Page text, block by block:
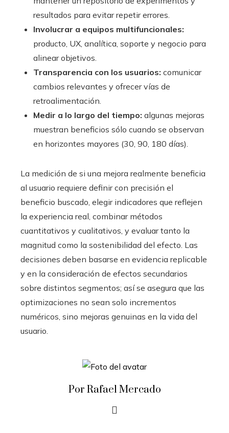
resultados para evitar repetir errores.
Involucrar a equipos multifuncionales:
producto, UX, analítica, soporte y negocio para
alinear objetivos.
Transparencia con los usuarios: comunicar
cambios relevantes y ofrecer vías de
retroalimentación.
Medir a lo largo del tiempo: algunas mejoras
muestran beneficios sólo cuando se observan
en horizontes mayores (30, 90, 180 días).
La medición de si una mejora realmente beneficia
al usuario requiere definir con precisión el
beneficio buscado, elegir indicadores que reflejen
la experiencia real, combinar métodos
cuantitativos y cualitativos, y evaluar tanto la
magnitud como la sostenibilidad del efecto. Las
decisiones deben basarse en evidencia replicable
y en la consideración de efectos secundarios
sobre distintos segmentos; así se asegura que las
optimizaciones no sean solo incrementos
numéricos, sino mejoras genuinas en la vida del
usuario.
Por Rafael Mercado